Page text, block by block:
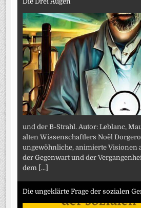
und der B-Strahl. Autor: Leblanc,
alten Wissenschaftlers Noël
ungewöhnliche, animierte Visionen
der Gegenwart und der
dem
[...]
Die ungeklärte Frage der sozialen